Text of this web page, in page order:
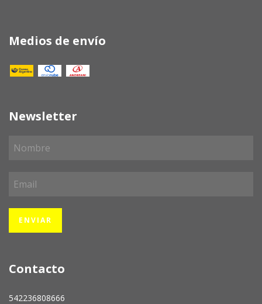
Medios de envío
Newsletter
Contacto
542236808666